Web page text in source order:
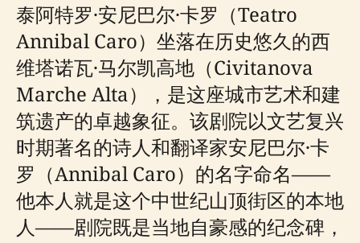
泰阿特罗·安尼巴尔·卡罗（Teatro
Annibal Caro）坐落在历史悠久的西
维塔诺瓦·马尔凯高地（Civitanova
Marche Alta），是这座城市艺术和建
筑遗产的卓越象征。该剧院以文艺复兴
时期著名的诗人和翻译家安尼巴尔·卡
罗（Annibal Caro）的名字命名——
他本人就是这个中世纪山顶街区的本地
人——剧院既是当地自豪感的纪念碑，